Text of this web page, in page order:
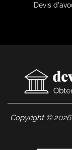
Devis
Copyright ©